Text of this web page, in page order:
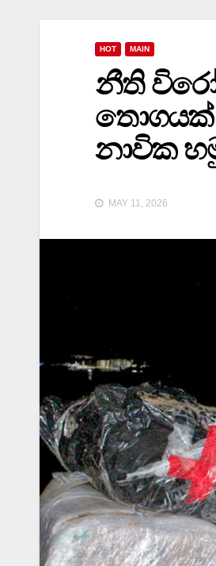
HOT MAIN
නීති
තොගයක්
නාවික
MAY 11, 2026